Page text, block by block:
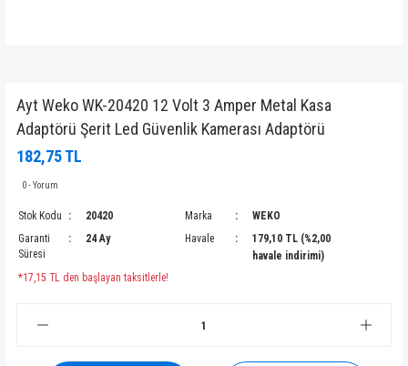
Ayt Weko WK-20420 12 Volt 3 Amper Metal Kasa
Adaptörü Şerit Led Güvenlik Kamerası Adaptörü
182,75 TL
0 - Yorum
Stok Kodu 20420 Marka
WEKO
Garanti
Süresi
24 Ay Havale
179,10 TL (%2,00
havale indirimi)
*17,15 TL den başlayan taksitlerle!